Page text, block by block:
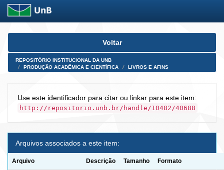
Skip
Voltar
REPOSITÓRIO INSTITUCIONAL DA UNB
PRODUÇÃO ACADÊMICA E CIENTÍFICA
LIVROS E AFINS
Use este identificador para citar ou linkar para este item:
http://repositorio.unb.br/handle/10482/40688
Arquivos associados a este item:
Arquivo Descrição Tamanho Formato